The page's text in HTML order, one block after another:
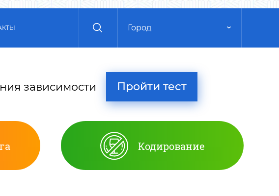
Город
зависимости Пройти тест
Кодирование